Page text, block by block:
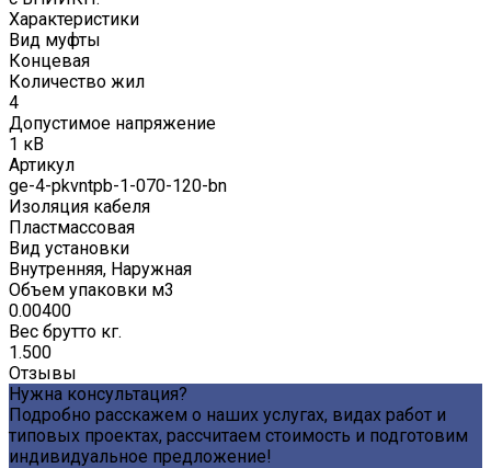
Характеристики
Вид муфты
Концевая
Количество жил
4
Допустимое напряжение
1 кВ
Артикул
ge-4-pkvntpb-1-070-120-bn
Изоляция кабеля
Пластмассовая
Вид установки
Внутренняя, Наружная
Объем упаковки м3
0.00400
Вес брутто кг.
1.500
Отзывы
Нужна консультация?
Подробно расскажем о наших услугах, видах работ и
типовых проектах, рассчитаем стоимость и подготовим
индивидуальное предложение!